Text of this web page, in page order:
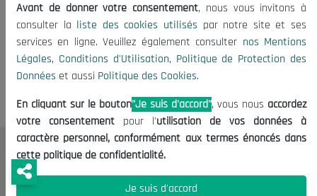
Tags: Opportunités d investissement en Algerie
Le CNESE
Avant de donner votre consentement, nous vous invitons à
consulter la liste des cookies utilisés par notre site et ses
services en ligne. Veuillez également consulter nos Mentions
Légales, Conditions d'Utilisation, Politique de Protection des
Données et aussi Politique des Cookies.
En cliquant sur le bouton"Je suis d'accord", vous nous accordez
votre consentement pour l'utilisation de vos données à
caractère personnel, conformément aux termes énoncés dans
cette politique de confidentialité.
Je suis d'accord